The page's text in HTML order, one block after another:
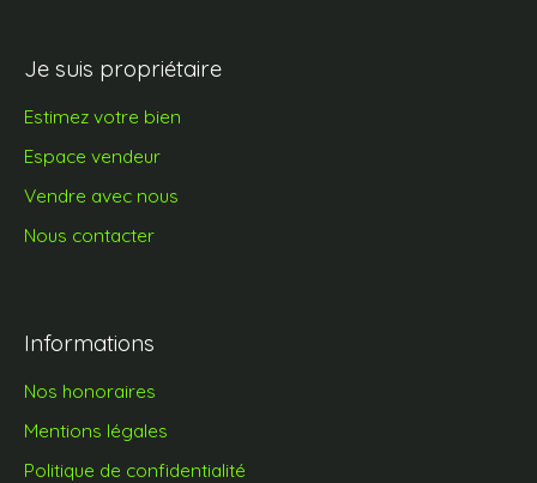
Je suis propriétaire
Estimez votre bien
Espace vendeur
Vendre avec nous
Nous contacter
Informations
Nos honoraires
Mentions légales
Politique de confidentialité